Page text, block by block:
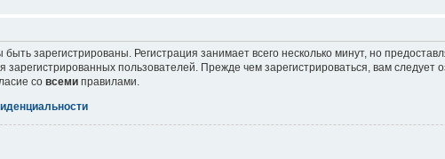
зарегистрированы. Регистрация занимает всего несколько минут, но
зарегистрированных пользователей. Прежде чем зарегистрироваться, вам
со всеми правилами.